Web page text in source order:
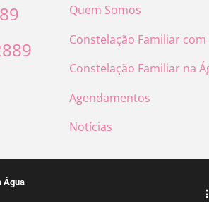
Quem Somos
Constelação Familiar com
Constelação Familiar na
Agendamentos
Notícias
Água